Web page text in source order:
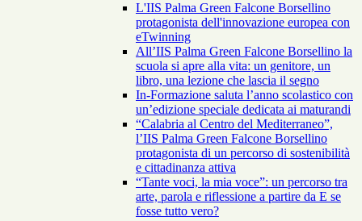
L'IIS Palma Green Falcone Borsellino
protagonista dell'innovazione europea con
eTwinning
All’IIS Palma Green Falcone Borsellino la
scuola si apre alla vita: un genitore, un
libro, una lezione che lascia il segno
In-Formazione saluta l’anno scolastico con
un’edizione speciale dedicata ai maturandi
“Calabria al Centro del Mediterraneo”,
l’IIS Palma Green Falcone Borsellino
protagonista di un percorso di sostenibilità
e cittadinanza attiva
“Tante voci, la mia voce”: un percorso tra
arte, parola e riflessione a partire da E se
fosse tutto vero?